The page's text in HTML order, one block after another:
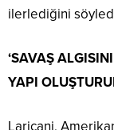
ilerlediğini
‘SAVAŞ
YAPI
Laricani,